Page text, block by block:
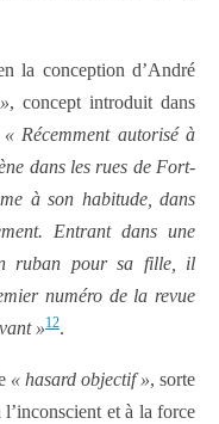
la conception d’André
, concept introduit dans
« Récemment autorisé à
dans les rues de Fort-
à son habitude, dans
Entrant dans une
ruban pour sa fille, il
numéro de la revue
»12.
« hasard objectif », sorte
et à la force